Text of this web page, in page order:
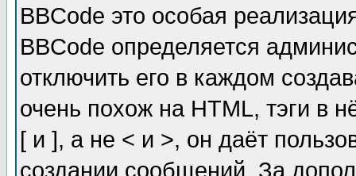
BBCode это особая
BBCode определяется
отключить его в каждом
очень похож на HTML, тэги в
[ и ], а не < и >, он даёт
создании сообщений. За